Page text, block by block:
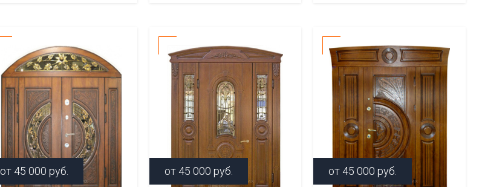
от 45 000 руб. от 45 000 руб. от 45 000 руб.